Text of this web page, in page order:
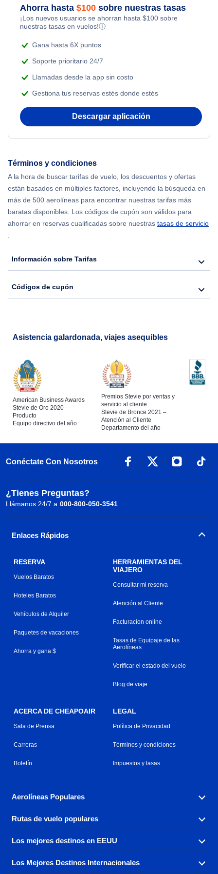
Flights Under $99
Flights Under $199
Flights from Nueva York to Milán
Flights from Nueva York to Estanbul
Flights from Nueva York to Atenas
Flights from Shanghai to Nueva York
Flights from Delhi to Nueva York
Flights from Chicago to Delhi
Flights from Nueva York to Hong Kong
Flights from Nueva York to Lisboa
Romantic Vacations
Adventure Vacations
Beach Vacations
Ahorra hasta $100 sobre nuestras tasas
¡Los nuevos usuarios se ahorran hasta $100 sobre
nuestras tasas en vuelos!ⓘ
Gana hasta 6X puntos
Soporte prioritario 24/7
Llamadas desde la app sin costo
Gestiona tus reservas estés donde estés
Descargar aplicación
Términos y condiciones
A la hora de buscar tarifas de vuelo, los descuentos y ofertas
están basados en múltiples factores, incluyendo la búsqueda en
más de 500 aerolíneas para encontrar nuestras tarifas más
baratas disponibles. Los códigos de cupón son válidos para
ahorrar en reservas cualificadas sobre nuestras tasas de servicio
.
Información sobre Tarifas
Códigos de cupón
Asistencia galardonada, viajes asequibles
American Business Awards
Stevie de Oro 2020 –
Producto
Equipo directivo del año
Premios Stevie por ventas y
servicio al cliente
Stevie de Bronce 2021 –
Atención al Cliente
Departamento del año
Conéctate Con Nosotros
¿Tienes Preguntas?
Llámanos 24/7 a 000-800-050-3541
Enlaces Rápidos
RESERVA
Vuelos Baratos
Hoteles Baratos
Vehículos de Alquiler
Paquetes de vacaciones
Ahorra y gana $
HERRAMIENTAS DEL
VIAJERO
Consultar mi reserva
Atención al Cliente
Facturacion online
Tasas de Equipaje de las
Aerolíneas
Verificar el estado del vuelo
Blog de viaje
ACERCA DE CHEAPOAIR
Sala de Prensa
Carreras
Boletín
LEGAL
Política de Privacidad
Términos y condiciones
Impuestos y tasas
Aerolíneas Populares
Explora nuestras opciones de tarifas aéreas baratas por
aerolínea, con más de 500 opciones para elegir.
Aeromexico
Air France Alaska Airlines
Rutas de vuelo populares
Reserva una de nuestras rutas de vuelo más populares
con tres sencillos clics.
Los mejores destinos en EEUU
Encuentra boletos de avión baratos a destinos
Los Mejores Destinos Internacionales